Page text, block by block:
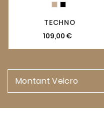
TECHNO
109,00 €
Montant Velcro